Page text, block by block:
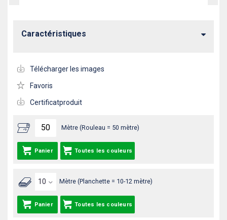
Mètre (Rouleau = 50 mètre)
Panier Toutes les couleurs
Mètre (Planchette = 10-12 mètre)
Panier Toutes les couleurs
Caractéristiques
Télécharger les images
Favoris
Certificatproduit